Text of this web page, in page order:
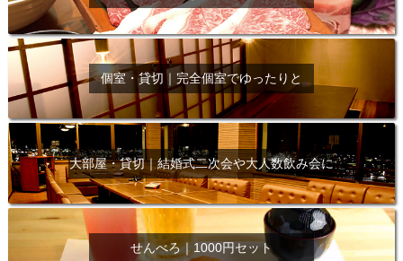
個室・貸切｜完全個室でゆったりと
大部屋・貸切｜結婚式二次会や大人数飲み会に
せんべろ｜1000円セット